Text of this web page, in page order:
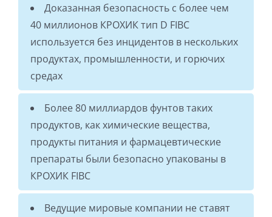
Доказанная безопасность с более чем
40 миллионов КРОХИК тип D FIBC
используется без инцидентов в нескольких
продуктах, промышленности, и горючих
средах
Более 80 миллиардов фунтов таких
продуктов, как химические вещества,
продукты питания и фармацевтические
препараты были безопасно упакованы в
КРОХИК FIBC
Ведущие мировые компании не ставят